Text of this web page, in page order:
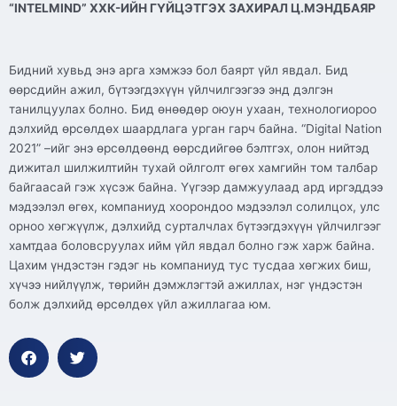
“INTELMIND” ХХК-ИЙН ГҮЙЦЭТГЭХ ЗАХИРАЛ Ц.МЭНДБАЯР
Бидний хувьд энэ арга хэмжээ бол баярт үйл явдал. Бид
өөрсдийн ажил, бүтээгдэхүүн үйлчилгээгээ энд дэлгэн
танилцуулах болно. Бид өнөөдөр оюун ухаан, технологиороо
дэлхийд өрсөлдөх шаардлага урган гарч байна. “Digital Nation
2021” –ийг энэ өрсөлдөөнд өөрсдийгөө бэлтгэх, олон нийтэд
дижитал шилжилтийн тухай ойлголт өгөх хамгийн том талбар
байгаасай гэж хүсэж байна. Үүгээр дамжуулаад ард иргэддээ
мэдээлэл өгөх, компаниуд хоорондоо мэдээлэл солилцох, улс
орноо хөгжүүлж, дэлхийд сурталчлах бүтээгдэхүүн үйлчилгээг
хамтдаа боловсруулах ийм үйл явдал болно гэж харж байна.
Цахим үндэстэн гэдэг нь компаниуд тус тусдаа хөгжих биш,
хүчээ нийлүүлж, төрийн дэмжлэгтэй ажиллах, нэг үндэстэн
болж дэлхийд өрсөлдөх үйл ажиллагаа юм.